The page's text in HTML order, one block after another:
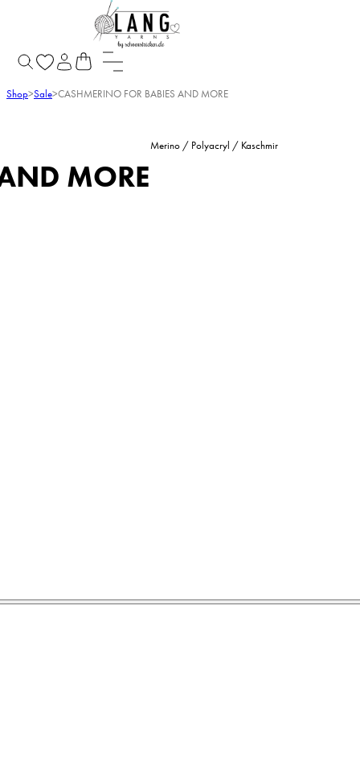
Shop>Sale>CASHMERINO FOR BABIES AND MORE
MORE
Merino / Polyacryl / Kaschmir